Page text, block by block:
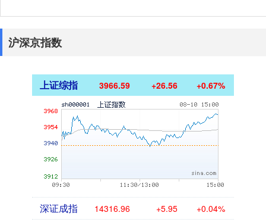
沪深京指数
上证综指 3966.59 +26.56 +0.67%
深证成指 14316.96 +5.95 +0.04%